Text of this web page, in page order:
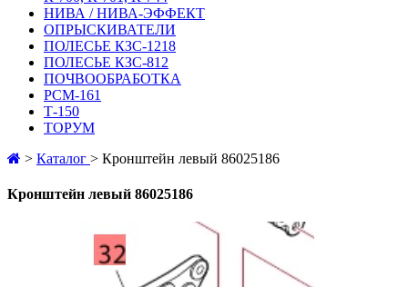
НИВА / НИВА-ЭФФЕКТ
ОПРЫСКИВАТЕЛИ
ПОЛЕСЬЕ КЗС-1218
ПОЛЕСЬЕ КЗС-812
ПОЧВООБРАБОТКА
РСМ-161
Т-150
ТОРУМ
> Каталог > Кронштейн левый 86025186
Кронштейн левый 86025186